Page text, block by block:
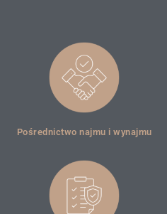
Pośrednictwo najmu i wynajmu